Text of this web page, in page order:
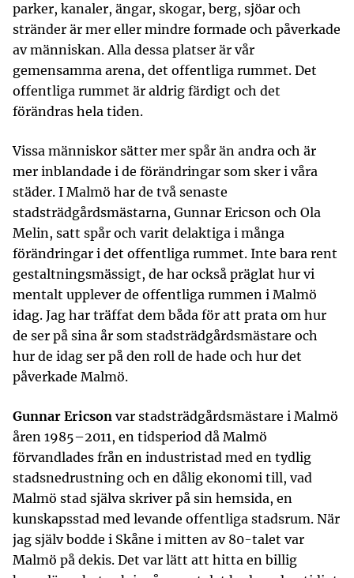
parker, kanaler, ängar, skogar, berg, sjöar och
stränder är mer eller mindre formade och påverkade
av människan. Alla dessa platser är vår
gemensamma arena, det offentliga rummet. Det
offentliga rummet är aldrig färdigt och det
förändras hela tiden.
Vissa människor sätter mer spår än andra och är
mer inblandade i de förändringar som sker i våra
städer. I Malmö har de två senaste
stadsträdgårdsmästarna, Gunnar Ericson och Ola
Melin, satt spår och varit delaktiga i många
förändringar i det offentliga rummet. Inte bara rent
gestaltningsmässigt, de har också präglat hur vi
mentalt upplever de offentliga rummen i Malmö
idag. Jag har träffat dem båda för att prata om hur
de ser på sina år som stadsträdgårdsmästare och
hur de idag ser på den roll de hade och hur det
påverkade Malmö.
Gunnar Ericson var stadsträdgårdsmästare i Malmö
åren 1985–2011, en tidsperiod då Malmö
förvandlades från en industristad med en tydlig
stadsnedrustning och en dålig ekonomi till, vad
Malmö stad själva skriver på sin hemsida, en
kunskapsstad med levande offentliga stadsrum. När
jag själv bodde i Skåne i mitten av 80-talet var
Malmö på dekis. Det var lätt att hitta en billig